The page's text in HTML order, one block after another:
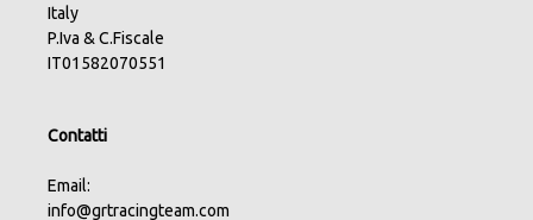
Italy
P.Iva & C.Fiscale
IT01582070551
Contatti
Email:
info@grtracingteam.com